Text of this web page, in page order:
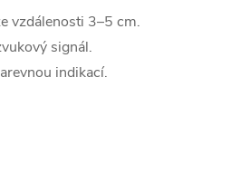
vzdálenosti 3–5 cm.
signál.
indikací.